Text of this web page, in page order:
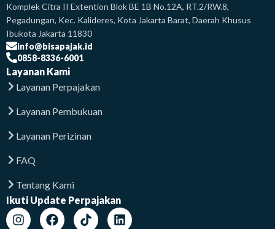
Komplek Citra II Extention Blok BE 1B No.12A, RT.2/RW.8,
Pegadungan, Kec. Kalideres, Kota Jakarta Barat, Daerah Khusus
Ibukota Jakarta 11830
info@bisapajak.id
0858-8336-6001
Layanan Kami
Layanan Perpajakan
Layanan Pembukuan
Layanan Perizinan
FAQ
Tentang Kami
Ikuti Update Perpajakan